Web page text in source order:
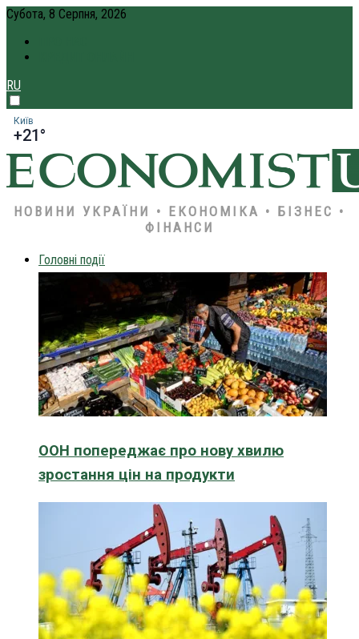
Субота, 8 Серпня, 2026
RU
Київ
+21°
НОВИНИ УКРАЇНИ • ЕКОНОМІКА • БІЗНЕС •
ФІНАНСИ
Головні події
ООН попереджає про нову хвилю
зростання цін на продукти